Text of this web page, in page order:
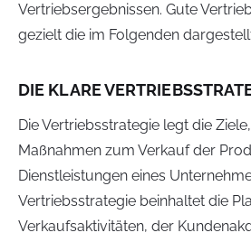
Vertriebsergebnissen. Gute
gezielt die im Folgenden
DIE KLARE
Die Vertriebsstrategie legt die
Maßnahmen zum Verkauf der
Dienstleistungen eines
Vertriebsstrategie beinhaltet die
Verkaufsaktivitäten, der